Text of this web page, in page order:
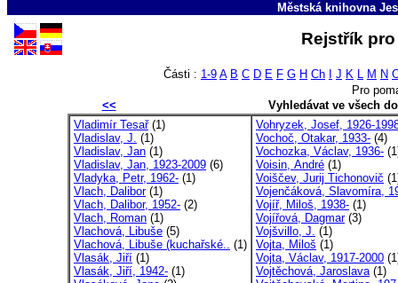
Městská knihovna
Rejstřík
Části : 1-9 A B C D E F G H Ch J K L M N
Pro
<<
Vyhledávat ve všech
Vladimír Tesař(1)
Vladislav, J. (1)
Vladislav, Jan (1)
Vladislav, Jan, 1923-2009 (6)
Vladyka, Petr, 1962- (1)
Vlach, Dalibor(1)
Vlach, Dalibor, 1952- (2)
Vlach, Roman (1)
Vlachová, Libuše (5)
Vlachová, Libuše (kuchařské.. (1)
Vlasák, Jiří (1)
Vlasák, Jiří, 1942- (1)
Vohryzek, Josef, 1926-
Vochoč, Otakar, 1933- (4)
Vochozka, Václav, 1936-
Voisin, André (1)
Voiščev, Jurij Tichonovič
Vojenčáková, Slavomíra,
Vojíř, Miloš, 1938- (1)
Vojířová, Dagmar(3)
Vojšvillo, J. (1)
Vojta, Miloš (1)
Vojta, Václav, 1917-2000
Vojtěchová, Jaroslava(1)